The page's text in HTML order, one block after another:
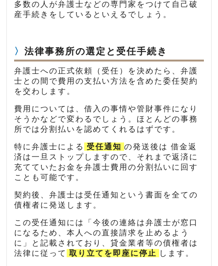
多数の人が弁護士などの専門家をつけて自己破
産手続きをしているといえるでしょう。
法律事務所の選定と受任手続き
弁護士への正式依頼（受任）を決めたら、弁護
士との間で費用の支払い方法を含めた委任契約
を交わします。
費用については、借入の事情や管財事件になり
そうかなどで変わるでしょう。ほとんどの事務
所では分割払いを認めてくれるはずです。
特に弁護士による 受任通知 の発送後は 借金返
済は一旦ストップしますので、それまで返済に
充てていたお金を弁護士費用の分割払いに回す
ことも可能です。
契約後、弁護士は受任通知という書面を全ての
債権者に発送します。
この受任通知には「今後の連絡は弁護士が窓口
になるため、本人への直接請求を止めるよう
に」と記載されており、貸金業者等の債権者は
法律に従って 取り立てを即座に停止 します。